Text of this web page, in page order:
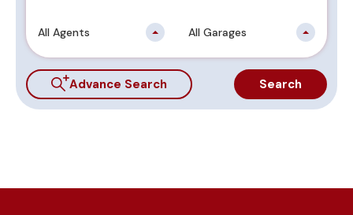
All Agents All Garages
Advance Search Search